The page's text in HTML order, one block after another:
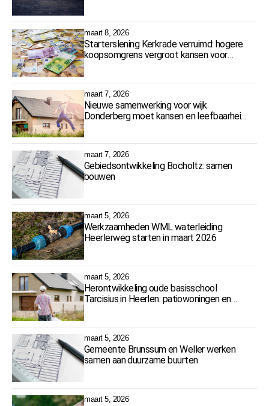
maart 8, 2026
Starterslening Kerkrade verruimd: hogere
koopsomgrens vergroot kansen voor
maart 7, 2026
Nieuwe samenwerking voor wijk
Donderberg moet kansen en leefbaarheid
maart 7, 2026
Gebiedsontwikkeling Bocholtz: samen
bouwen
maart 5, 2026
Werkzaamheden WML waterleiding
Heerlerweg starten in maart 2026
maart 5, 2026
Herontwikkeling oude basisschool
Tarcisius in Heerlen: patiowoningen en
maart 5, 2026
Gemeente Brunssum en Weller werken
samen aan duurzame buurten
maart 5, 2026